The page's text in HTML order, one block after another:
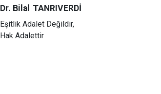
Dr. Bilal TANRIVERDİ
Eşitlik Adalet Değildir,
Hak Adalettir